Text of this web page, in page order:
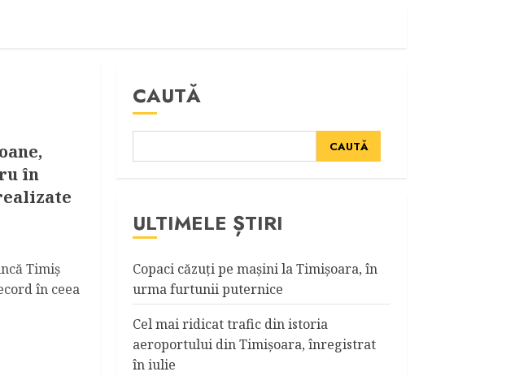
în
Timiş
în ceea
CAUTĂ
CAUTĂ
ULTIMELE ȘTIRI
Copaci căzuţi pe maşini la Timişoara, în
urma furtunii puternice
Cel mai ridicat trafic din istoria
aeroportului din Timişoara, înregistrat
în iulie